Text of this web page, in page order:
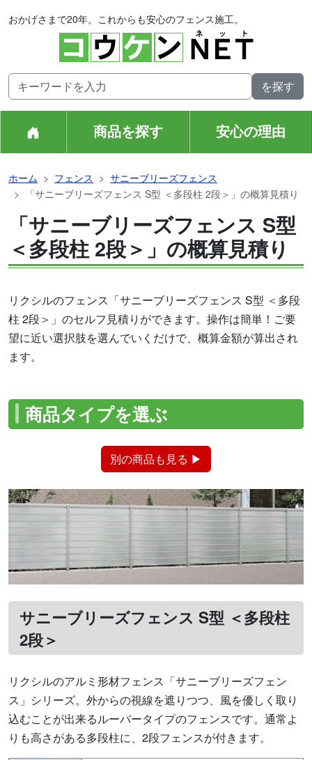
おかげさまで20年。これからも安心のフェンス施工。
商品を探す 安心の理由
ホーム フェンス
サニーブリーズフェンス
「サニーブリーズフェンス S型 ＜多段柱 2段＞」の概算見積り
「サニーブリーズフェンス S型
＜多段柱 2段＞」の概算見積り
リクシルのフェンス「サニーブリーズフェンス S型 ＜多段
柱 2段＞」のセルフ見積りができます。操作は簡単！ご要
望に近い選択肢を選んでいくだけで、概算金額が算出され
ます。
商品タイプを選ぶ
別の商品も見る ▶
サニーブリーズフェンス S型 ＜多段柱
2段＞
リクシルのアルミ形材フェンス「サニーブリーズフェン
ス」シリーズ。外からの視線を遮りつつ、風を優しく取り
込むことが出来るルーバータイプのフェンスです。通常よ
りも高さがある多段柱に、2段フェンスが付きます。